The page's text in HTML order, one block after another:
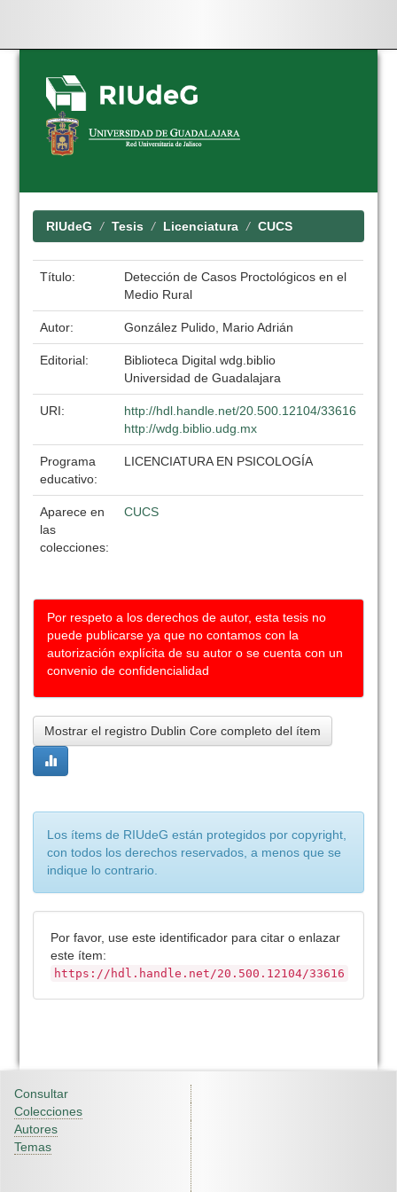
Skip
navigation
RIUdeG Tesis Licenciatura CUCS
Título:
Detección de Casos Proctológicos en el
Medio Rural
Autor: González Pulido, Mario Adrián
Editorial:
Biblioteca Digital wdg.biblio
Universidad de Guadalajara
URI:
http://hdl.handle.net/20.500.12104/33616
http://wdg.biblio.udg.mx
Programa
educativo:
LICENCIATURA EN PSICOLOGÍA
Aparece en
las
colecciones:
CUCS
Por respeto a los derechos de autor, esta tesis no
puede publicarse ya que no contamos con la
autorización explícita de su autor o se cuenta con un
convenio de confidencialidad
Mostrar el registro Dublin Core completo del ítem
Los ítems de RIUdeG están protegidos por copyright,
con todos los derechos reservados, a menos que se
indique lo contrario.
Por favor, use este identificador para citar o enlazar
este ítem:
https://hdl.handle.net/20.500.12104/33616
Consultar
Colecciones
Autores
Temas